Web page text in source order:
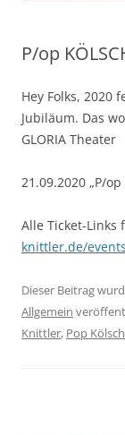
P/op
Hey Folks, 2020
Jubiläum. Das
GLORIA Theater
21.09.2020 „P/
Alle Ticket-
knittler.de/
Dieser Beitrag
Allgemein
Knittler, Pop Kölsch